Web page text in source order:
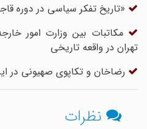
«تاریخ تفکر سیاسی در دوره
مکاتبات بین وزارت امور خارجه
تهران در واقعه تاریخی
رضاخان و تکاپوی صهیونی در
نظرات